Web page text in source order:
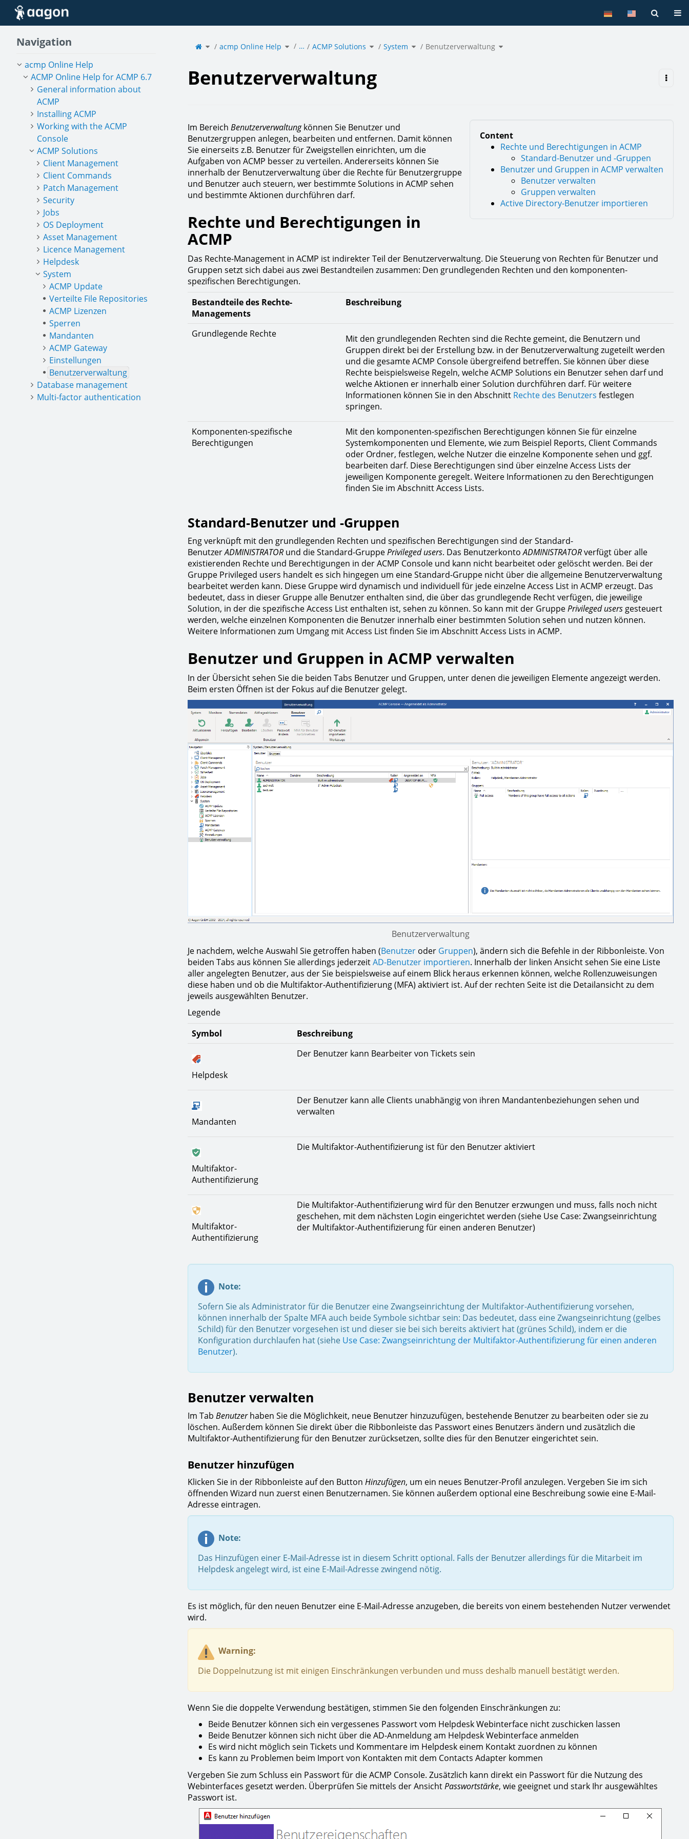
Home
Toggle
the
parent
tree
acmp Online Help Toggle
the
hierarchy
tree
… ACMP Solutions Toggle
the
hierarchy
tree
under
System Toggle
the
hierarchy
tree
Benutzerverwaltung Toggle
the
hierarchy
tree
Benutzerverwaltung
Content
Rechte und Berechtigungen in ACMP
Standard-Benutzer und -Gruppen
Benutzer und Gruppen in ACMP verwalten
Benutzer verwalten
Gruppen verwalten
Active Directory-Benutzer importieren
Im Bereich Benutzerverwaltungkönnen Sie Benutzer und
Benutzergruppen anlegen, bearbeiten und entfernen. Damit können
Sie einerseits z.B. Benutzer für Zweigstellen einrichten, um die
Aufgaben von ACMP besser zu verteilen. Andererseits können Sie
innerhalb der Benutzerverwaltung über die Rechte für Benutzergruppe
und Benutzer auch steuern, wer bestimmte Solutions in ACMP sehen
und bestimmte Aktionen durchführen darf.
Rechte und Berechtigungen in
ACMP
Das Rechte-Management in ACMP ist indirekter Teil der Benutzerverwaltung. Die Steuerung von Rechten für Benutzer und
Gruppen setzt sich dabei aus zwei Bestandteilen zusammen: Den grundlegenden Rechten und den komponenten-
spezifischen Berechtigungen.
Bestandteile des Rechte-
Managements
Beschreibung
Grundlegende Rechte
Mit den grundlegenden Rechten sind die Rechte gemeint, die Benutzern und
Gruppen direkt bei der Erstellung bzw. in der Benutzerverwaltung zugeteilt werden
und die gesamte ACMP Console übergreifend betreffen. Sie können über diese
Rechte beispielsweise Regeln, welche ACMP Solutions ein Benutzer sehen darf und
welche Aktionen er innerhalb einer Solution durchführen darf. Für weitere
Informationen können Sie in den Abschnitt Rechte des Benutzers festlegen
springen.
Komponenten-spezifische
Berechtigungen
Mit den komponenten-spezifischen Berechtigungen können Sie für einzelne
Systemkomponenten und Elemente, wie zum Beispiel Reports, Client Commands
oder Ordner, festlegen, welche Nutzer die einzelne Komponente sehen und ggf.
bearbeiten darf. Diese Berechtigungen sind über einzelne Access Lists der
jeweiligen Komponente geregelt. Weitere Informationen zu den Berechtigungen
finden Sie im Abschnitt Access Lists.
Standard-Benutzer und -Gruppen
Eng verknüpft mit den grundlegenden Rechten und spezifischen Berechtigungen sind der Standard-
BenutzerADMINISTRATOR und die Standard-GruppePrivileged users. Das BenutzerkontoADMINISTRATORverfügt über alle
existierenden Rechte und Berechtigungen in der ACMP Console und kann nicht bearbeitet oder gelöscht werden. Bei der
Gruppe Privileged users handelt es sich hingegen um eine Standard-Gruppe nicht über die allgemeine Benutzerverwaltung
bearbeitet werden kann. Diese Gruppe wird dynamisch und individuell für jede einzelne Access List in ACMP erzeugt. Das
bedeutet, dass in dieser Gruppe alle Benutzer enthalten sind, die über das grundlegende Recht verfügen, die jeweilige
Solution, in der die spezifische Access List enthalten ist, sehen zu können. So kann mit der GruppePrivileged users gesteuert
werden, welche einzelnen Komponenten die Benutzer innerhalb einer bestimmten Solution sehen und nutzen können.
Weitere Informationen zum Umgang mit Access List finden Sie im Abschnitt Access Lists in ACMP.
Benutzer und Gruppen in ACMP verwalten
In der Übersicht sehen Sie die beiden Tabs Benutzer und Gruppen, unter denen die jeweiligen Elemente angezeigt werden.
Beim ersten Öffnen ist der Fokus auf die Benutzer gelegt.
Benutzerverwaltung
Je nachdem, welche Auswahl Sie getroffen haben (Benutzer oder Gruppen), ändern sich die Befehle in der Ribbonleiste. Von
beiden Tabs aus können Sie allerdings jederzeitAD-Benutzer importieren. Innerhalb der linken Ansicht sehen Sie eine Liste
aller angelegten Benutzer, aus der Sie beispielsweise auf einem Blick heraus erkennen können, welche Rollenzuweisungen
diese haben und ob die Multifaktor-Authentifizierung (MFA) aktiviert ist. Auf der rechten Seite ist die Detailansicht zu dem
jeweils ausgewählten Benutzer.
Legende
Symbol
Beschreibung
Helpdesk
Der Benutzer kann Bearbeiter von Tickets sein
Mandanten
Der Benutzer kann alle Clients unabhängig von ihren Mandantenbeziehungen sehen und
verwalten
Multifaktor-
Authentifizierung
Die Multifaktor-Authentifizierung ist für den Benutzer aktiviert
Multifaktor-
Authentifizierung
Die Multifaktor-Authentifizierung wird für den Benutzer erzwungen und muss, falls noch nicht
geschehen, mit dem nächsten Login eingerichtet werden (siehe Use Case: Zwangseinrichtung
der Multifaktor-Authentifizierung für einen anderen Benutzer)
Note:
Sofern Sie als Administrator für die Benutzer eine Zwangseinrichtung der Multifaktor-Authentifizierung vorsehen,
können innerhalb der Spalte MFA auch beide Symbole sichtbar sein: Das bedeutet, dass eine Zwangseinrichtung (gelbes
Schild) für den Benutzer vorgesehen ist und dieser sie bei sich bereits aktiviert hat (grünes Schild), indem er die
Konfiguration durchlaufen hat (siehe Use Case: Zwangseinrichtung der Multifaktor-Authentifizierung für einen anderen
Benutzer).
Benutzer verwalten
Im Tab Benutzerhaben Sie die Möglichkeit, neue Benutzer hinzuzufügen, bestehende Benutzer zu bearbeiten oder sie zu
löschen. Außerdem können Sie direkt über die Ribbonleiste das Passwort eines Benutzers ändern und zusätzlich die
Multifaktor-Authentifizierung für den Benutzer zurücksetzen, sollte dies für den Benutzer eingerichtet sein.
Benutzer hinzufügen
Klicken Sie in der Ribbonleiste auf den Button Hinzufügen, um ein neues Benutzer-Profil anzulegen. Vergeben Sie im sich
öffnenden Wizard nun zuerst einen Benutzernamen. Sie können außerdem optional eine Beschreibung sowie eine E-Mail-
Adresse eintragen.
Note:
Das Hinzufügen einer E-Mail-Adresse ist in diesem Schritt optional. Falls der Benutzer allerdings für die Mitarbeit im
Helpdesk angelegt wird, ist eine E-Mail-Adresse zwingend nötig.
Es ist möglich, für den neuen Benutzer eine E-Mail-Adresse anzugeben, die bereits von einem bestehenden Nutzer verwendet
wird.
Warning:
Die Doppelnutzung ist mit einigen Einschränkungen verbunden und muss deshalb manuell bestätigt werden.
Wenn Sie die doppelte Verwendung bestätigen, stimmen Sie den folgenden Einschränkungen zu:
Beide Benutzer können sich ein vergessenes Passwort vom Helpdesk Webinterface nicht zuschicken lassen
Beide Benutzer können sich nicht über die AD-Anmeldung am Helpdesk Webinterface anmelden
Es wird nicht möglich sein Tickets und Kommentare im Helpdesk einem Kontakt zuordnen zu können
Es kann zu Problemen beim Import von Kontakten mit dem Contacts Adapter kommen
Vergeben Sie zum Schluss ein Passwort für die ACMP Console. Zusätzlich kann direkt ein Passwort für die Nutzung des
Webinterfaces gesetzt werden. Überprüfen Sie mittels der AnsichtPasswortstärke, wie geeignet und stark Ihr ausgewähltes
Passwort ist.
Navigation
acmp Online Help
ACMP Online Help for ACMP 6.7
General information about
ACMP
Installing ACMP
Working with the ACMP
Console
ACMP Solutions
Client Management
Client Commands
Patch Management
Security
Jobs
OS Deployment
Asset Management
Licence Management
Helpdesk
System
ACMP Update
Verteilte File Repositories
ACMP Lizenzen
Sperren
Mandanten
ACMP Gateway
Einstellungen
Benutzerverwaltung
Database management
Multi-factor authentication